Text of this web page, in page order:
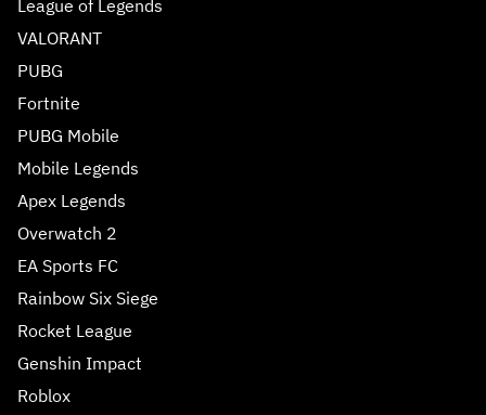
League of Legends
VALORANT
PUBG
Fortnite
PUBG Mobile
Mobile Legends
Apex Legends
Overwatch 2
EA Sports FC
Rainbow Six Siege
Rocket League
Genshin Impact
Roblox